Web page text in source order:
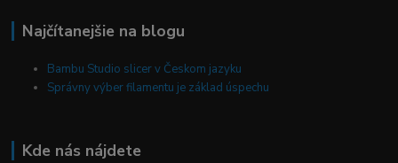
Najčítanejšie na blogu
Bambu Studio slicer v Českom jazyku
Správny výber filamentu je základ úspechu
Kde nás nájdete